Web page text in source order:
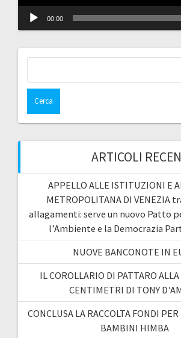
00:00
ARTICOLI
APPELLO ALLE ISTITUZIONI E
METROPOLITANA DI VENEZIA
allagamenti: serve un nuovo Patto
l’Ambiente e la Democrazia
NUOVE BANCONOTE IN
IL COROLLARIO DI PATTARO
CENTIMETRI DI TONY
CONCLUSA LA RACCOLTA FONDI
BAMBINI HIMBA